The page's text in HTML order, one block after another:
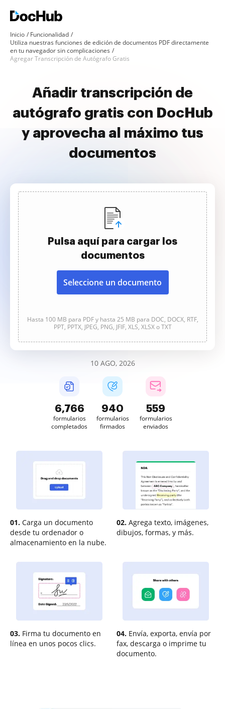
Inicio
Funcionalidad
Utiliza nuestras funciones de edición de documentos PDF directamente
en tu navegador sin complicaciones
Agregar Transcripción de Autógrafo Gratis
Añadir transcripción de
autógrafo gratis con DocHub
y aprovecha al máximo tus
documentos
Pulsa aquí para cargar los
documentos
Seleccione un documento
Hasta 100 MB para PDF y hasta 25 MB para DOC, DOCX, RTF,
PPT, PPTX, JPEG, PNG, JFIF, XLS, XLSX o TXT
10 AGO, 2026
6,767
formularios
completados
940
formularios
firmados
559
formularios
enviados
01. Carga un documento
desde tu ordenador o
almacenamiento en la nube.
02. Agrega texto, imágenes,
dibujos, formas, y más.
03. Firma tu documento en
línea en unos pocos clics.
04. Envía, exporta, envía por
fax, descarga o imprime tu
documento.